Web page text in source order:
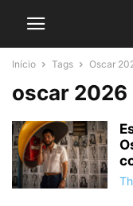
Início Tags Oscar
oscar 2026